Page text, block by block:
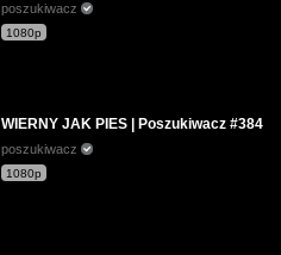
poszukiwacz
1080p
WIERNY JAK PIES | Poszukiwacz #384
poszukiwacz
1080p